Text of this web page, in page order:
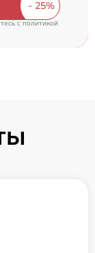
cполитикой